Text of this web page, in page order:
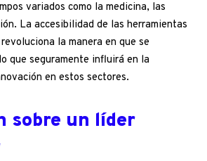
variados como la medicina, las
La accesibilidad de las herramientas
la manera en que se
que seguramente influirá en la
en estos sectores.
sobre un líder